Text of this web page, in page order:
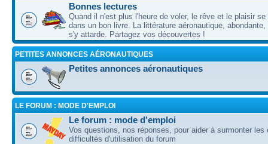
Bonnes lectures
Quand il n'est plus l'heure de voler, le rêve et le plaisir se
dans un bon livre. La littérature aéronautique, abondante,
s'y attarde. Partagez vos découvertes !
PETITES ANNONCES AÉRONAUTIQUES
Petites annonces aéronautiques
LE FORUM : MODE D'EMPLOI
Le forum : mode d'emploi
Vos questions, nos réponses, pour aider à surmonter les
difficultés d'utilisation du forum